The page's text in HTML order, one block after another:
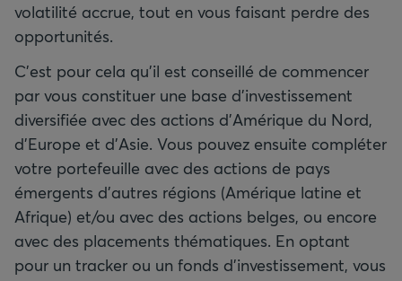
volatilité accrue, tout en vous faisant perdre des
opportunités.
C’est pour cela qu’il est conseillé de commencer
par vous constituer une base d’investissement
diversifiée avec des actions d’Amérique du Nord,
d’Europe et d’Asie. Vous pouvez ensuite compléter
votre portefeuille avec des actions de pays
émergents d’autres régions (Amérique latine et
Afrique) et/ou avec des actions belges, ou encore
avec des placements thématiques. En optant
pour un tracker ou un fonds d’investissement, vous